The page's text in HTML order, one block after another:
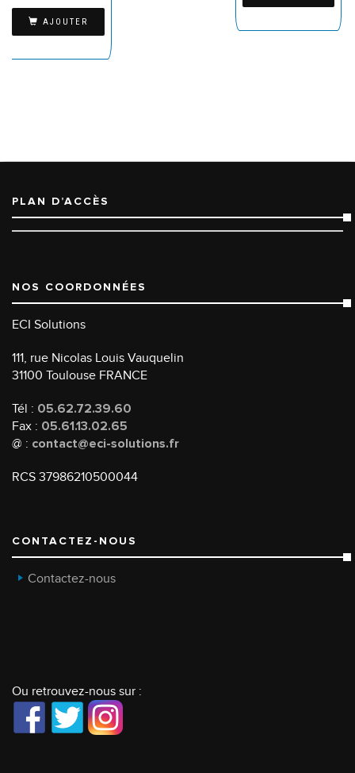
AJOUTER
PLAN D’ACCÈS
NOS COORDONNÉES
ECI Solutions
111, rue Nicolas Louis Vauquelin
31100 Toulouse FRANCE
Tél : 05.62.72.39.60
Fax : 05.61.13.02.65
@ : contact@eci-solutions.fr
RCS 37986210500044
CONTACTEZ-NOUS
Contactez-nous
Ou retrouvez-nous sur :